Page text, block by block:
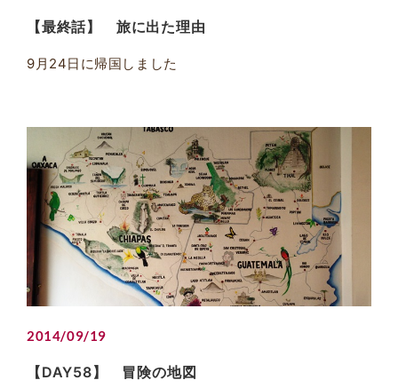
【最終話】 旅に出た理由
9月24日に帰国しました
2014/09/19
【DAY58】 冒険の地図